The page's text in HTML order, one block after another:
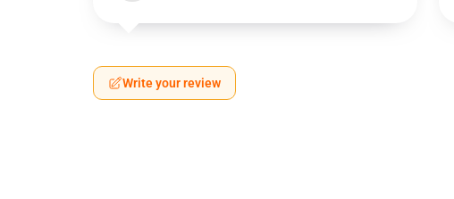
Write your review